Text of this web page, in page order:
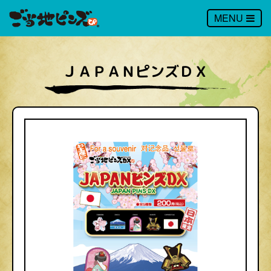
MENU
ＪＡＰＡＮピンズＤＸ